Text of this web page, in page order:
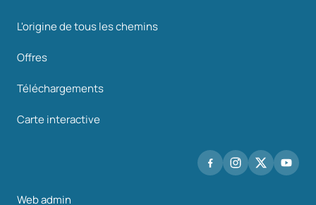
L'origine de tous les chemins
Offres
Téléchargements
Carte interactive
Web admin